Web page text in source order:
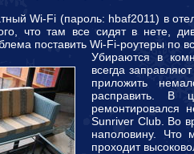
Wi-Fi (пароль: hbaf2011) в
что там все сидят в нете,
поставить Wi-Fi-роутеры по
Убираются в
всегда
приложить
расправить. В
ремонтировался
Sunriver Club. Во
наполовину. Что
проходит